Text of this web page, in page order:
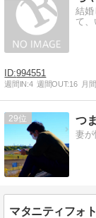
結婚
て、
994551
週間IN:4 週間OUT:16 月
29 つ
妻が